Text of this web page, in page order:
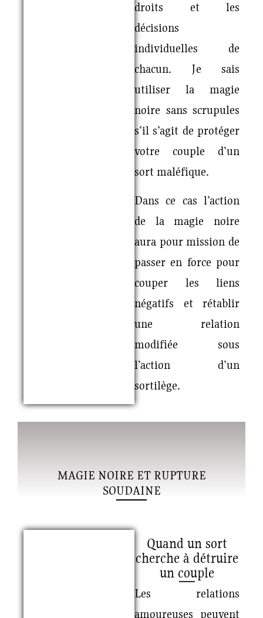
droits et les
décisions
individuelles de
chacun. Je sais
utiliser la magie
noire sans scrupules
s’il s’agit de protéger
votre couple d’un
sort maléfique.
Dans ce cas l’action
de la magie noire
aura pour mission de
passer en force pour
couper les liens
négatifs et rétablir
une relation
modifiée sous
l’action d’un
sortilège.
MAGIE NOIRE ET RUPTURE
SOUDAINE
Quand un sort
cherche à détruire
un couple
Les relations
amoureuses peuvent